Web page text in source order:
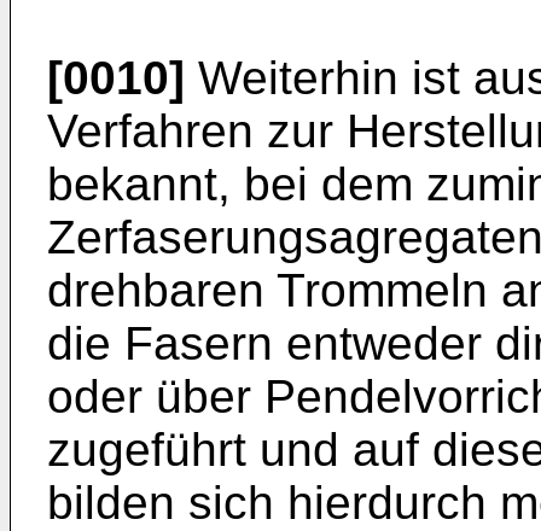
[0010] Weiterhin ist
Verfahren zur
bekannt, bei dem
drehbaren Trommeln
die Fasern entweder
oder über
zugeführt und auf
bilden sich hierdurch